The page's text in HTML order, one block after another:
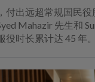
付出远超常规国民役
Mahazir 先生和
时长累计达 45 年。